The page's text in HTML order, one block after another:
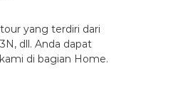
yang terdiri dari
dll. Anda dapat
di bagian Home.